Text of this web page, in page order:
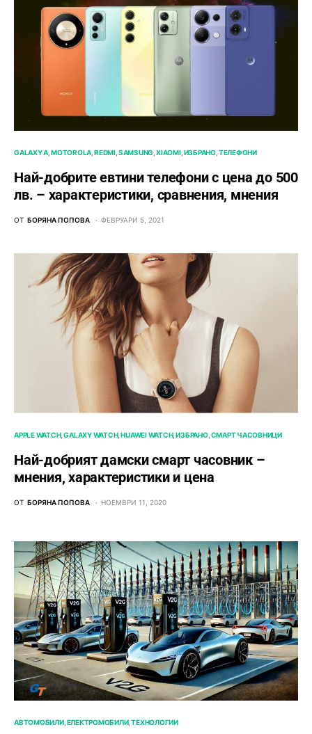
GALAXY A MOTOROLA REDMI SAMSUNG XIAOMI ИЗБРАНО ТЕЛЕФОНИ
Най-добрите евтини телефони с ценa до 500
лв. – характeристики, сравнения, мнения
ОТ БОРЯНА ПОПОВА ФЕВРУАРИ 5, 2021
APPLE WATCH GALAXY WATCH HUAWEI WATCH ИЗБРАНО СМАРТ ЧАСОВНИЦИ
Най-добрият дамски смарт часовник –
мнения, характеристики и цена
ОТ БОРЯНА ПОПОВА НОЕМВРИ 11, 2020
АВТОМОБИЛИ ЕЛЕКТРОМОБИЛИ ТЕХНОЛОГИИ